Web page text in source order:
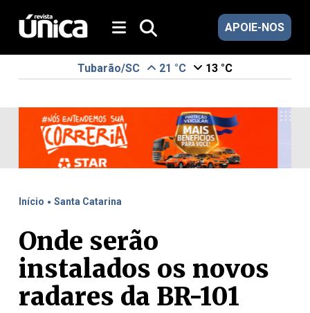
APOIE-NOS
Tubarão/SC 21 °C 13 °C
Início . Santa Catarina
Onde serão
instalados os novos
radares da BR-101